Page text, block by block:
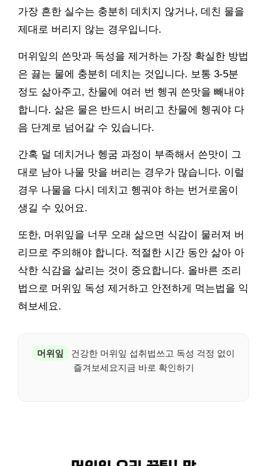
가장 흔한 실수는 충분히 데치지 않거나, 데친 물을
제대로 버리지 않는 경우입니다.
머위잎의 쓴맛과 독성을 제거하는 가장 확실한 방법
은 끓는 물에 충분히 데치는 것입니다. 보통 3-5분
정도 삶아주고, 찬물에 여러 번 헹궈 쓴맛을 빼내야
합니다. 삶은 물은 반드시 버리고 찬물에 헹궈야 다
음 단계로 넘어갈 수 있습니다.
간혹 덜 데치거나 헹굼 과정이 부족해서 쓴맛이 그
대로 남아 나물 맛을 버리는 경우가 많습니다. 이럴
경우 나물을 다시 데치고 헹궈야 하는 번거로움이
생길 수 있어요.
또한, 머위잎을 너무 오래 삶으면 식감이 물러져 버
리므로 주의해야 합니다. 적절한 시간 동안 삶아 아
삭한 식감을 살리는 것이 중요합니다. 올바른 조리
법으로 머위잎 독성 제거하고 안전하게 먹는법을 익
혀보세요.
머위잎
건강한 머위잎 섭취법쓰고 독성 걱정 없이
즐겨보세요지금 바로 확인하기